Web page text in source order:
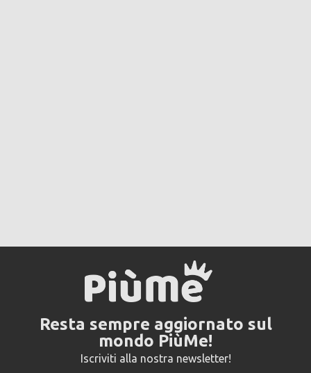
Resta sempre aggiornato sul
mondo PiùMe!
Iscriviti alla nostra newsletter!